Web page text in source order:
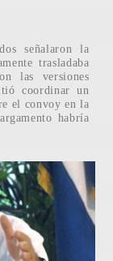
señalaron la
trasladaba
las versiones
coordinar un
el convoy en la
habría